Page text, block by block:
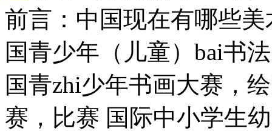
前言：中国现在有哪些
国青少年（儿童）bai书
国青zhi少年书画大赛，
赛，比赛 国际中小学生